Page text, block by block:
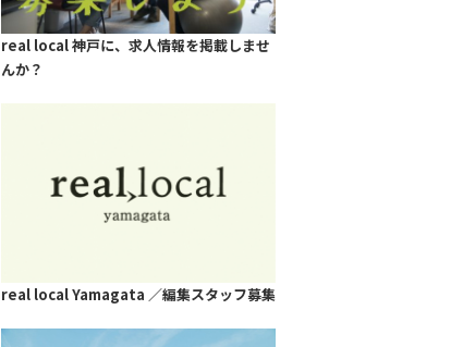
real local 神戸に、求人情報を掲載しませ
んか？
real local Yamagata ／編集スタッフ募集